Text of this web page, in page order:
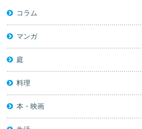
コラム
マンガ
庭
料理
本・映画